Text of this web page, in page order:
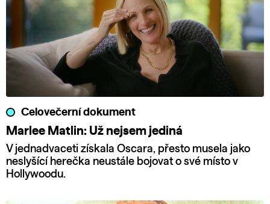
Celovečerní dokument
Marlee Matlin: Už nejsem jediná
V jednadvaceti získala Oscara, přesto musela jako
neslyšící herečka neustále bojovat o své místo v
Hollywoodu.